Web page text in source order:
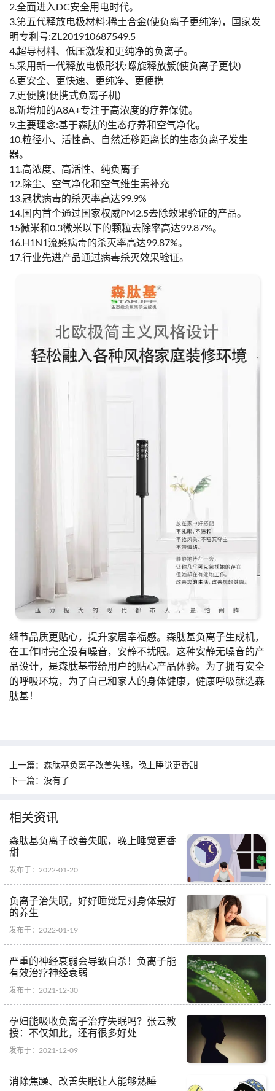
2.全面进入DC安全用电时代。
3.第五代释放电极材料:稀土合金(使负离子更纯净)，国家发
明专利号:ZL201910687549.5
4.超导材料、低压激发和更纯净的负离子。
5.采用新一代释放电极形状:螺旋释放簇(使负离子更快)
6.更安全、更快速、更纯净、更便携
7.更便携(便携式负离子机)
8.新增加的A8A+专注于高浓度的疗养保健。
9.主要理念:基于森肽的生态疗养和空气净化。
10.粒径小、活性高、自然迁移距离长的生态负离子发生
器。
11.高浓度、高活性、纯负离子
12.除尘、空气净化和空气维生素补充
13.冠状病毒的杀灭率高达99.9%
14.国内首个通过国家权威PM2.5去除效果验证的产品。
15微米和0.3微米以下的颗粒去除率高达99.87%。
16.H1N1流感病毒的杀灭率高达99.87%。
17.行业先进产品通过病毒杀灭效果验证。
细节品质更贴心，提升家居幸福感。森肽基负离子生成机，
在工作时完全没有噪音，安静不扰眠。这种安静无噪音的产
品设计，是森肽基带给用户的贴心产品体验。为了拥有安全
的呼吸环境，为了自己和家人的身体健康，健康呼吸就选森
肽基！
上一篇： 森肽基负离子改善失眠，晚上睡觉更香甜
下一篇： 没有了
相关资讯
森肽基负离子改善失眠，晚上睡觉更香
甜
发布于：2022-01-20
负离子治失眠，好好睡觉是对身体最好
的养生
发布于：2022-01-19
严重的神经衰弱会导致自杀！负离子能
有效治疗神经衰弱
发布于：2021-12-30
孕妇能吸收负离子治疗失眠吗？张云教
授：不仅如此，还有很多好处
发布于：2021-12-09
消除焦躁、改善失眠让人能够熟睡